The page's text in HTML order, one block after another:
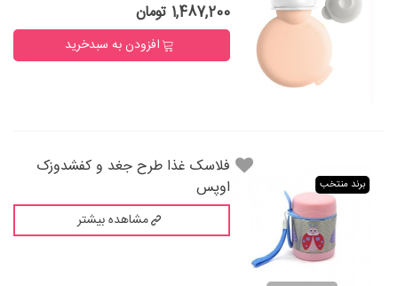
1,487,200 تومان
افزودن به سبدخرید
برند منتخب
فلاسک غذا طرح جغد و کفشدوزک
اوپس
مشاهده بیشتر